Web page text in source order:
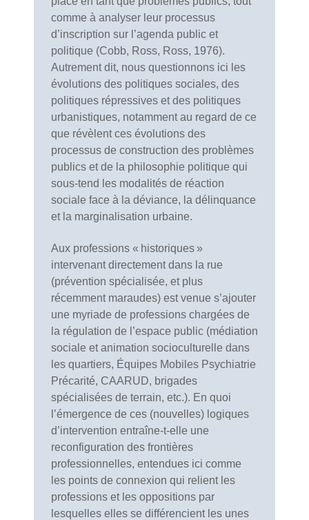
comme à analyser leur processus
d’inscription sur l’agenda public et
politique (Cobb, Ross, Ross, 1976).
Autrement dit, nous questionnons ici les
évolutions des politiques sociales, des
politiques répressives et des politiques
urbanistiques, notamment au regard de ce
que révèlent ces évolutions des
processus de construction des problèmes
publics et de la philosophie politique qui
sous-tend les modalités de réaction
sociale face à la déviance, la délinquance
et la marginalisation urbaine.
Aux professions « historiques »
intervenant directement dans la rue
(prévention spécialisée, et plus
récemment maraudes) est venue s’ajouter
une myriade de professions chargées de
la régulation de l’espace public (médiation
sociale et animation socioculturelle dans
les quartiers, Équipes Mobiles Psychiatrie
Précarité, CAARUD, brigades
spécialisées de terrain, etc.). En quoi
l’émergence de ces (nouvelles) logiques
d’intervention entraîne-t-elle une
reconfiguration des frontières
professionnelles, entendues ici comme
les points de connexion qui relient les
professions et les oppositions par
lesquelles elles se différencient les unes